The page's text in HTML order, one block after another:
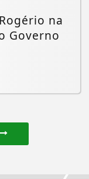
na
Governo